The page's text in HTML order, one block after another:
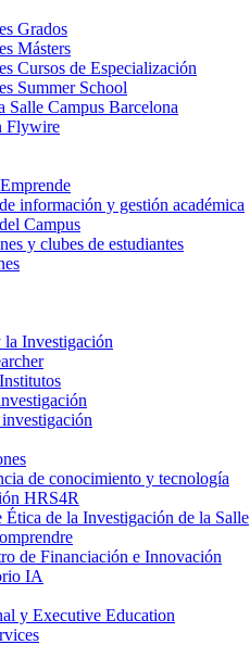
Grados
Másters
Cursos de Especialización
Summer School
Salle Campus Barcelona
Flywire
información y gestión académica
Campus
y clubes de estudiantes
Investigación
de conocimiento y tecnología
HRS4R
Ética de la Investigación de la Salle
de Financiación e Innovación
IA
y Executive Education